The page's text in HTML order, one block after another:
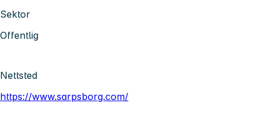
Sektor
Offentlig
Nettsted
https://www.sarpsborg.com/